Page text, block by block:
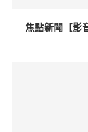
焦點新聞【影